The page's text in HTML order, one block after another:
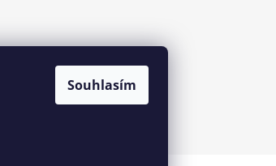
Souhlasím